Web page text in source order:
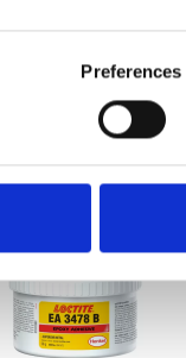
Preferences
DO KOSZYKA